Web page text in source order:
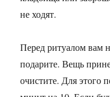
не ходят.
Перед ритуалом вам
подарите. Вещь
очистите. Для этого